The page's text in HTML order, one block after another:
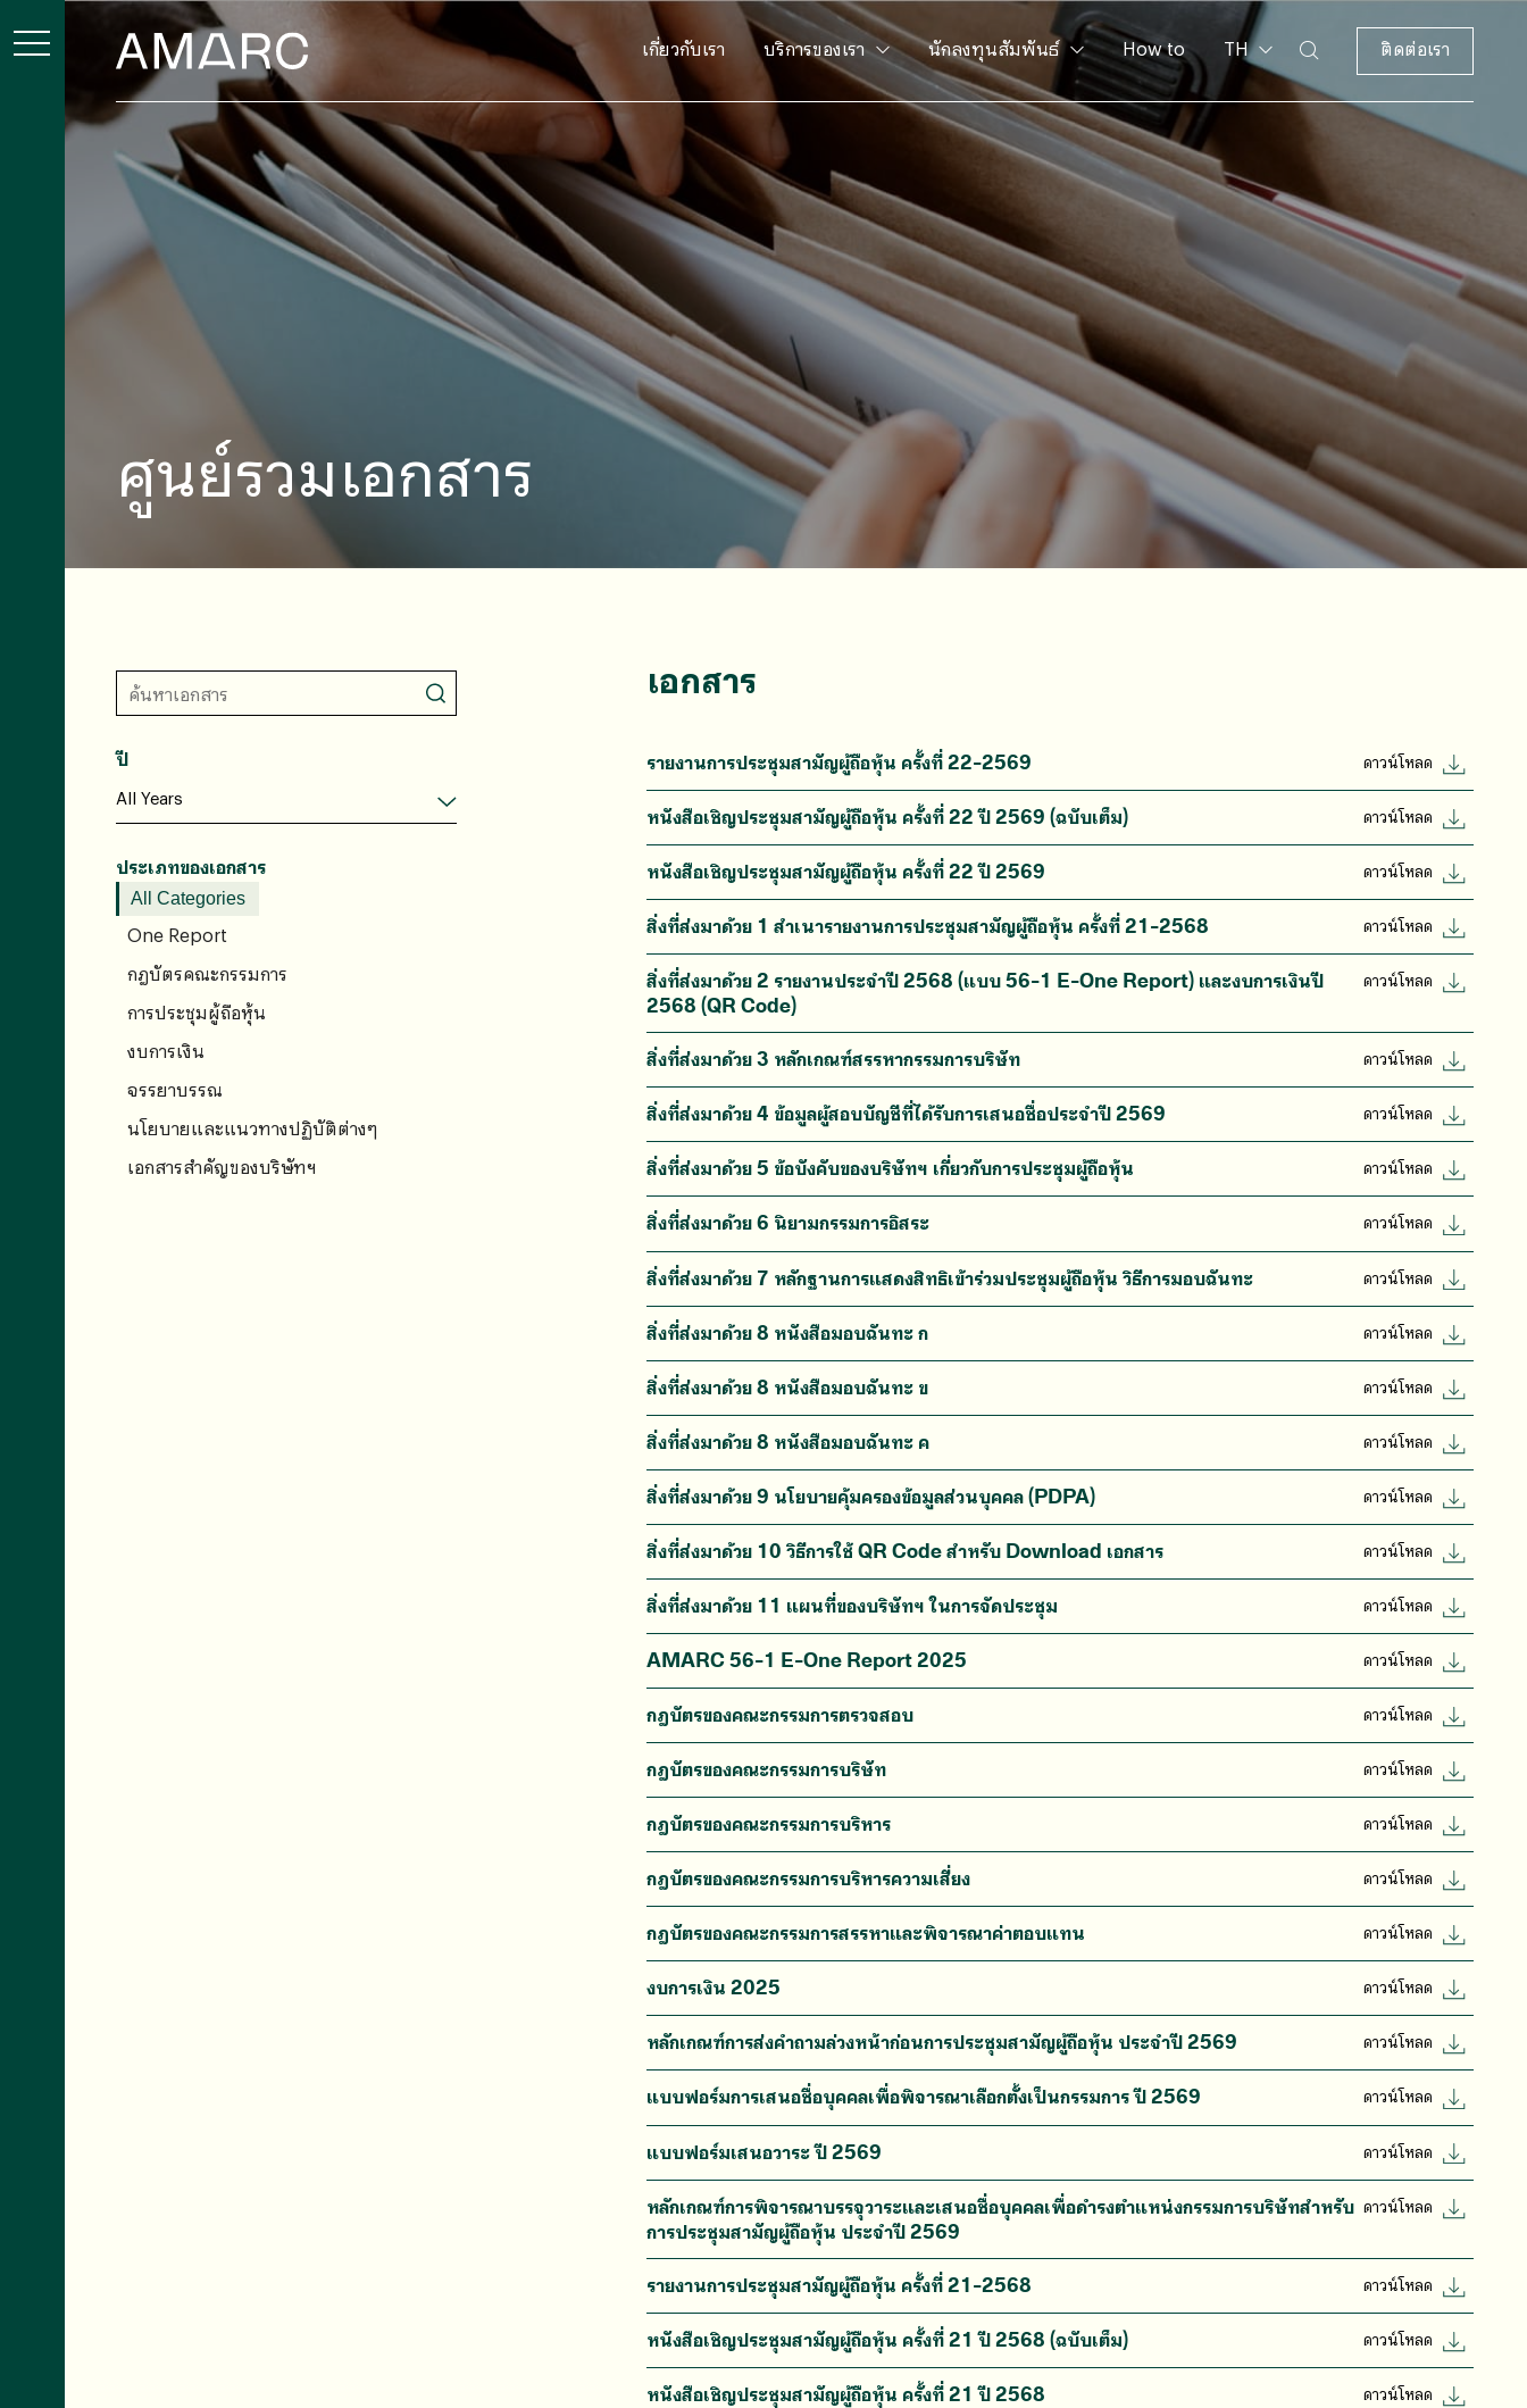
เกี่ยวกับเรา บริการของเรา นักลงทุนสัมพันธ์ How to TH ติดต่อเรา
ศูนย์รวมเอกสาร
ปี
ประเภทของเอกสาร
All Categories
One Report
กฎบัตรคณะกรรมการ
การประชุมผู้ถือหุ้น
งบการเงิน
จรรยาบรรณ
นโยบายและแนวทางปฏิบัติต่างๆ
เอกสารสำคัญของบริษัทฯ
เอกสาร
รายงานการประชุมสามัญผู้ถือหุ้น ครั้งที่ 22-2569 ดาวน์โหลด
หนังสือเชิญประชุมสามัญผู้ถือหุ้น ครั้งที่ 22 ปี 2569 (ฉบับเต็ม) ดาวน์โหลด
หนังสือเชิญประชุมสามัญผู้ถือหุ้น ครั้งที่ 22 ปี 2569 ดาวน์โหลด
สิ่งที่ส่งมาด้วย 1 สำเนารายงานการประชุมสามัญผู้ถือหุ้น ครั้งที่ 21-2568 ดาวน์โหลด
สิ่งที่ส่งมาด้วย 2 รายงานประจำปี 2568 (แบบ 56-1 E-One Report) และงบการเงินปี
2568 (QR Code)
ดาวน์โหลด
สิ่งที่ส่งมาด้วย 3 หลักเกณฑ์สรรหากรรมการบริษัท ดาวน์โหลด
สิ่งที่ส่งมาด้วย 4 ข้อมูลผู้สอบบัญชีที่ได้รับการเสนอชื่อประจำปี 2569 ดาวน์โหลด
สิ่งที่ส่งมาด้วย 5 ข้อบังคับของบริษัทฯ เกี่ยวกับการประชุมผู้ถือหุ้น ดาวน์โหลด
สิ่งที่ส่งมาด้วย 6 นิยามกรรมการอิสระ ดาวน์โหลด
สิ่งที่ส่งมาด้วย 7 หลักฐานการแสดงสิทธิเข้าร่วมประชุมผู้ถือหุ้น วิธีการมอบฉันทะ ดาวน์โหลด
สิ่งที่ส่งมาด้วย 8 หนังสือมอบฉันทะ ก ดาวน์โหลด
สิ่งที่ส่งมาด้วย 8 หนังสือมอบฉันทะ ข ดาวน์โหลด
สิ่งที่ส่งมาด้วย 8 หนังสือมอบฉันทะ ค ดาวน์โหลด
สิ่งที่ส่งมาด้วย 9 นโยบายคุ้มครองข้อมูลส่วนบุคคล (PDPA) ดาวน์โหลด
สิ่งที่ส่งมาด้วย 10 วิธีการใช้ QR Code สำหรับ Download เอกสาร ดาวน์โหลด
สิ่งที่ส่งมาด้วย 11 แผนที่ของบริษัทฯ ในการจัดประชุม ดาวน์โหลด
AMARC 56-1 E-One Report 2025 ดาวน์โหลด
กฎบัตรของคณะกรรมการตรวจสอบ ดาวน์โหลด
กฎบัตรของคณะกรรมการบริษัท ดาวน์โหลด
กฎบัตรของคณะกรรมการบริหาร ดาวน์โหลด
กฎบัตรของคณะกรรมการบริหารความเสี่ยง ดาวน์โหลด
กฎบัตรของคณะกรรมการสรรหาและพิจารณาค่าตอบแทน ดาวน์โหลด
งบการเงิน 2025 ดาวน์โหลด
หลักเกณฑ์การส่งคำถามล่วงหน้าก่อนการประชุมสามัญผู้ถือหุ้น ประจำปี 2569 ดาวน์โหลด
แบบฟอร์มการเสนอชื่อบุคคลเพื่อพิจารณาเลือกตั้งเป็นกรรมการ ปี 2569 ดาวน์โหลด
แบบฟอร์มเสนอวาระ ปี 2569 ดาวน์โหลด
หลักเกณฑ์การพิจารณาบรรจุวาระและเสนอชื่อบุคคลเพื่อดำรงตำแหน่งกรรมการบริษัทสำหรับ
การประชุมสามัญผู้ถือหุ้น ประจำปี 2569
ดาวน์โหลด
รายงานการประชุมสามัญผู้ถือหุ้น ครั้งที่ 21-2568 ดาวน์โหลด
หนังสือเชิญประชุมสามัญผู้ถือหุ้น ครั้งที่ 21 ปี 2568 (ฉบับเต็ม) ดาวน์โหลด
หนังสือเชิญประชุมสามัญผู้ถือหุ้น ครั้งที่ 21 ปี 2568 ดาวน์โหลด